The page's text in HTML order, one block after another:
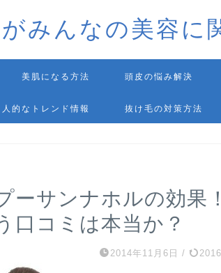
みんなの美容に
美肌になる方法 頭皮の悩み解決
人的なトレンド情報 抜け毛の対策方法
ーサンナホルの効果
口コミは本当か？
2014年11月6日 / 2016